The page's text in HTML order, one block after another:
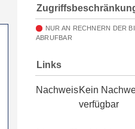
NUR AN RECHNERN DER
ABRUFBAR
Links
NachweisKein
verfügbar